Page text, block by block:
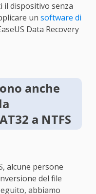
il dispositivo senza
un software di
Data Recovery
anche
a NTFS
alcune persone
del file
abbiamo